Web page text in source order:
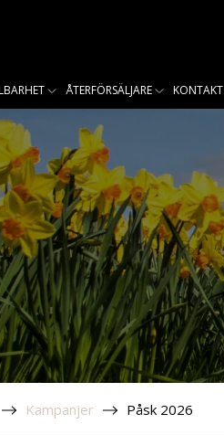
ÅTERFÖRSÄLJARE KONTAKT
Kampanjer Påsk 2026